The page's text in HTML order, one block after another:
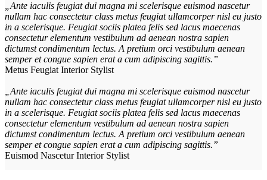
„Ante iaculis feugiat dui magna mi scelerisque euismod nascetur
nullam hac consectetur class metus feugiat ullamcorper nisl eu justo
in a scelerisque. Feugiat sociis platea felis sed lacus maecenas
consectetur elementum vestibulum ad aenean nostra sapien
dictumst condimentum lectus. A pretium orci vestibulum aenean
semper et congue sapien erat a cum adipiscing sagittis.”
Metus Feugiat Interior Stylist
„Ante iaculis feugiat dui magna mi scelerisque euismod nascetur
nullam hac consectetur class metus feugiat ullamcorper nisl eu justo
in a scelerisque. Feugiat sociis platea felis sed lacus maecenas
consectetur elementum vestibulum ad aenean nostra sapien
dictumst condimentum lectus. A pretium orci vestibulum aenean
semper et congue sapien erat a cum adipiscing sagittis.”
Euismod NasceturInterior Stylist